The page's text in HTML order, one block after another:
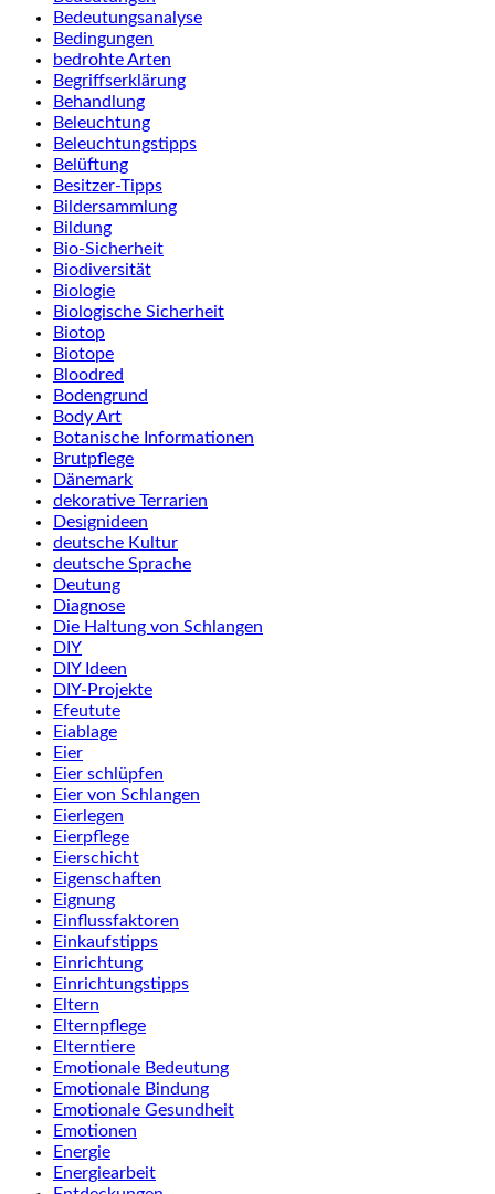
Bedeutungsanalyse
Bedingungen
bedrohte Arten
Begriffserklärung
Behandlung
Beleuchtung
Beleuchtungstipps
Belüftung
Besitzer-Tipps
Bildersammlung
Bildung
Bio-Sicherheit
Biodiversität
Biologie
Biologische Sicherheit
Biotop
Biotope
Bloodred
Bodengrund
Body Art
Botanische Informationen
Brutpflege
Dänemark
dekorative Terrarien
Designideen
deutsche Kultur
deutsche Sprache
Deutung
Diagnose
Die Haltung von Schlangen
DIY
DIY Ideen
DIY-Projekte
Efeutute
Eiablage
Eier
Eier schlüpfen
Eier von Schlangen
Eierlegen
Eierpflege
Eierschicht
Eigenschaften
Eignung
Einflussfaktoren
Einkaufstipps
Einrichtung
Einrichtungstipps
Eltern
Elternpflege
Elterntiere
Emotionale Bedeutung
Emotionale Bindung
Emotionale Gesundheit
Emotionen
Energie
Energiearbeit